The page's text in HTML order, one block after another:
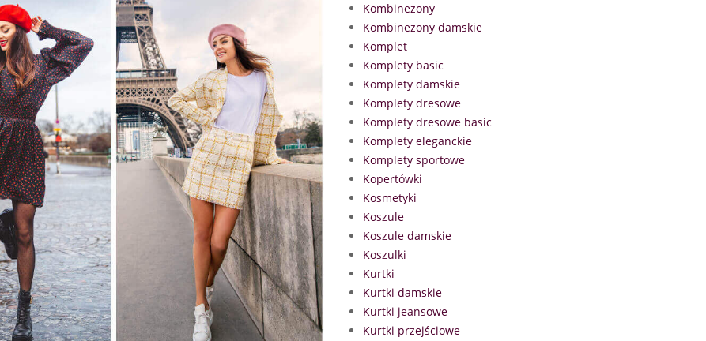
Kombinezony
Kombinezony damskie
Komplet
Komplety basic
Komplety damskie
Komplety dresowe
Komplety dresowe basic
Komplety eleganckie
Komplety sportowe
Kopertówki
Kosmetyki
Koszule
Koszule damskie
Koszulki
Kurtki
Kurtki damskie
Kurtki jeansowe
Kurtki przejściowe